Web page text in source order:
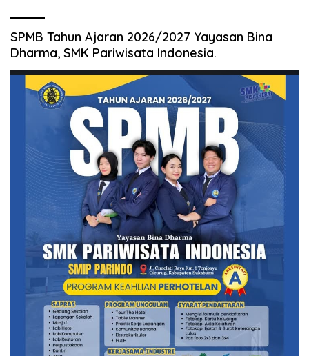
SPMB Tahun Ajaran 2026/2027 Yayasan Bina
Dharma, SMK Pariwisata Indonesia.